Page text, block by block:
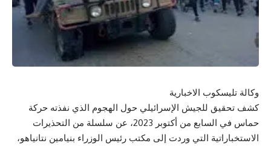
وكالة تليسكوب الاخبارية
كشف تحقيق للجيش الإسرائيلي حول الهجوم الذي نفذته حركة
حماس في السابع من أكتوبر 2023، عن سلسلة من التحذيرات
الاستخباراتية التي وردت إلى مكتب رئيس الوزراء بنيامين نتانياهو،